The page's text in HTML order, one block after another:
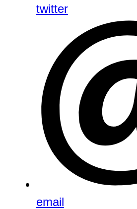
twitter
email